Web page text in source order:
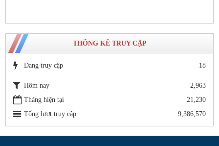
THỐNG KÊ TRUY CẬP
Đang truy cập 18
Hôm nay
2,963
Tháng hiện tại
21,230
Tổng lượt truy cập
9,386,570